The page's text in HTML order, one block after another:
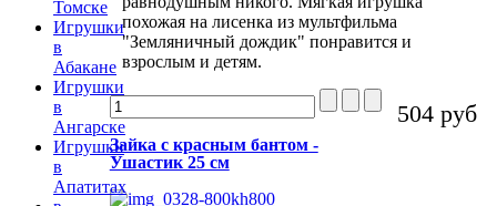
похожая на лисенка из мультфильма
"Земляничный дождик" понравится и
взрослым и детям.
504 руб
Зайка с красным бантом -
Ушастик 25 см
Томске
Игрушки
в
Абакане
Игрушки
в
Ангарске
Игрушки
в
Апатитах